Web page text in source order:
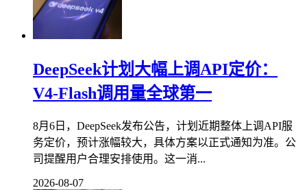
DeepSeek计划大幅上调API定价：
V4-Flash调用量全球第一
8月6日，DeepSeek发布公告，计划近期整体上调API服
务定价，预计涨幅较大，具体方案以正式通知为准。公
司提醒用户合理安排使用。这一消...
2026-08-07